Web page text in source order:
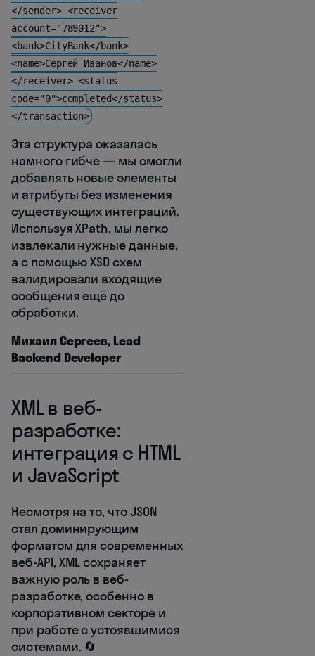
</sender> <receiver
account="789012">
<bank>CityBank</bank>
<name>Сергей Иванов</name>
</receiver> <status
code="0">completed</status>
</transaction>
Эта структура оказалась
намного гибче — мы смогли
добавлять новые элементы
и атрибуты без изменения
существующих интеграций.
Используя XPath, мы легко
извлекали нужные данные,
а с помощью XSD схем
валидировали входящие
сообщения ещё до
обработки.
Михаил Сергеев, Lead
Backend Developer
XML в веб-
разработке:
интеграция с HTML
и JavaScript
Несмотря на то, что JSON
стал доминирующим
форматом для современных
веб-API, XML сохраняет
важную роль в веб-
разработке, особенно в
корпоративном секторе и
при работе с устоявшимися
системами. 🔄